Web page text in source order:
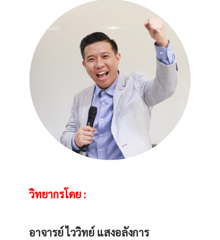
วิทยากรโดย :
อาจารย์ ไววิทย์ แสงอลังการ